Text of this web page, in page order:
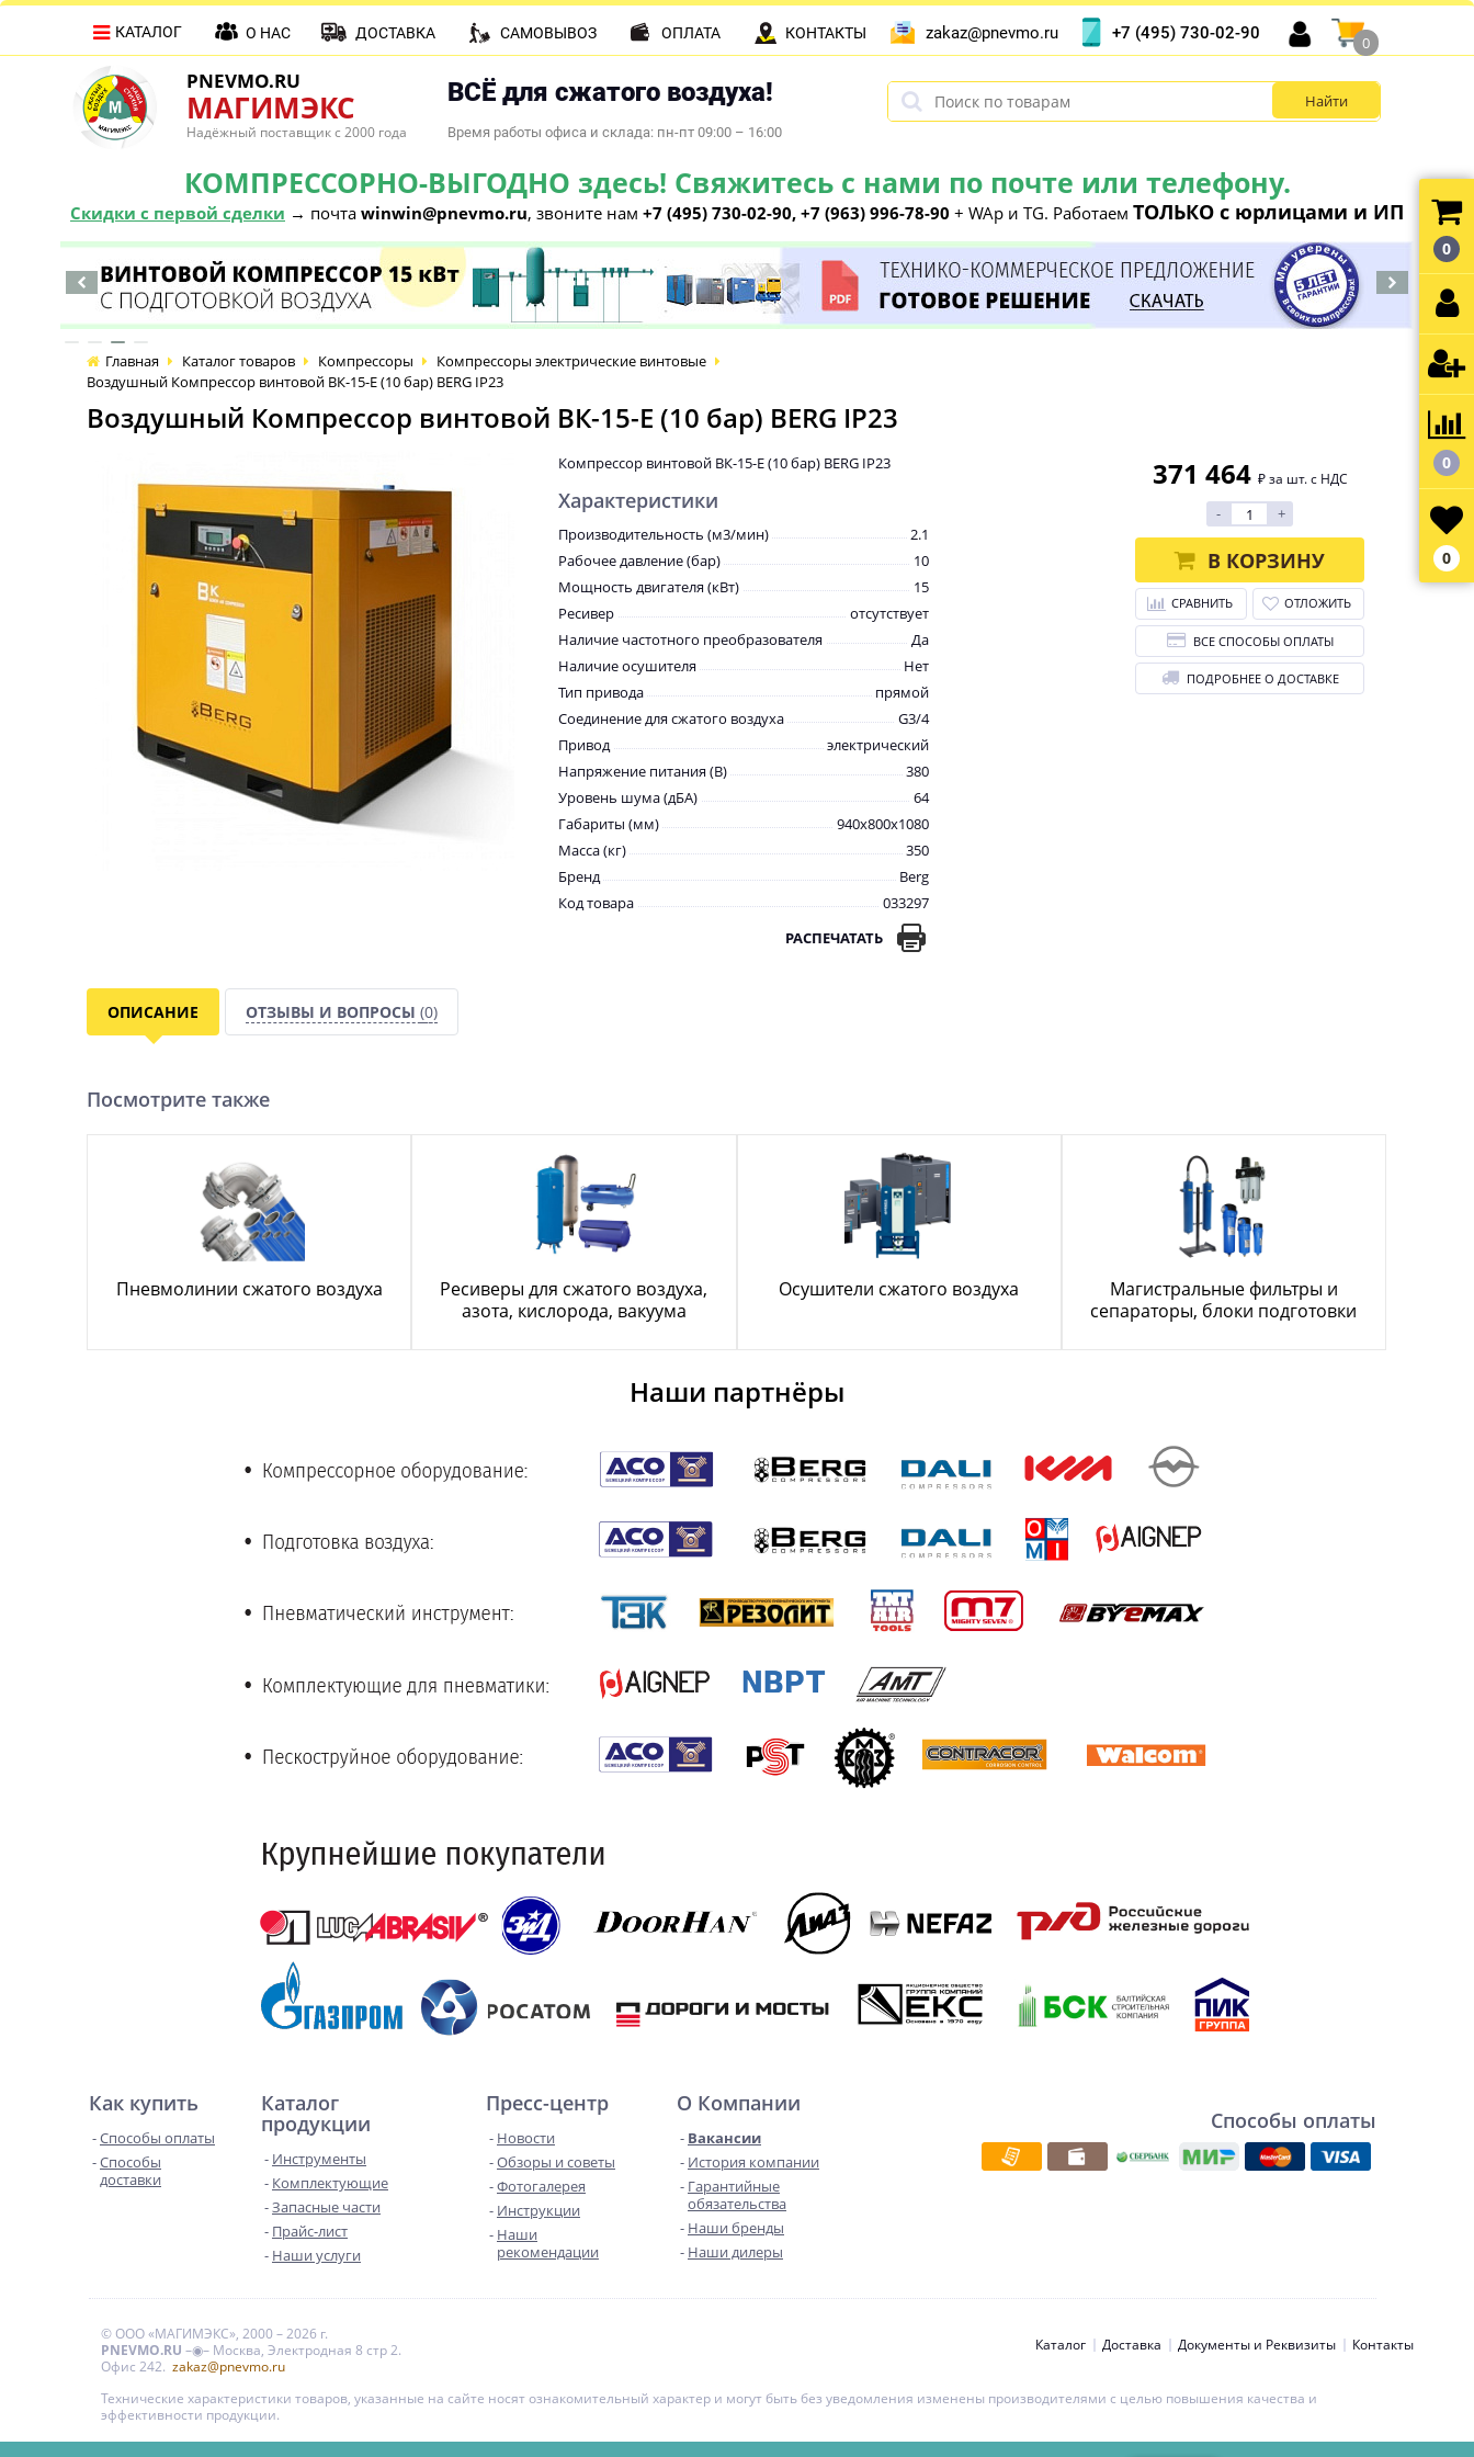
PNEVMO.RU
МАГИМЭКС
Надёжный поставщик с 2000 года
ВСЁ для сжатого воздуха!
Время работы офиса и склада: пн-пт 09:00 – 16:00
КОМПРЕССОРНО-ВЫГОДНО здесь! Свяжитесь с нами по почте или телефону.
Скидки с первой сделки → почта winwin@pnevmo.ru, звоните нам +7 (495) 730-02-90, +7 (963) 996-78-90 + WAp и TG. Работаем ТОЛЬКО с юрлицами и ИП
КАТАЛОГ О НАС ДОСТАВКА САМОВЫВОЗ ОПЛАТА КОНТАКТЫ zakaz@pnevmo.ru +7 (495) 730-02-90
0
Главная Каталог товаров Компрессоры
Компрессоры электрические винтовые
Воздушный Компрессор винтовой ВК-15-E (10 бар) BERG IP23
Воздушный Компрессор винтовой ВК-15-E (10 бар) BERG IP23
Компрессор винтовой ВК-15-E (10 бар) BERG IP23
Характеристики
Производительность (м3/мин)
2.1
Рабочее давление (бар)
10
Мощность двигателя (кВт)
15
Ресивер
отсутствует
Наличие частотного преобразователя
Да
Наличие осушителя
Нет
Тип привода
прямой
Соединение для сжатого воздуха
G3/4
Привод
электрический
Напряжение питания (В)
380
Уровень шума (дБА)
64
Габариты (мм)
940x800x1080
Масса (кг)
350
Бренд
Berg
Код товара
033297
РАСПЕЧАТАТЬ
371 464 ₽ за шт. с НДС
- +
В КОРЗИНУ
СРАВНИТЬ ОТЛОЖИТЬ
ВСЕ СПОСОБЫ ОПЛАТЫ
ПОДРОБНЕЕ О ДОСТАВКЕ
ОПИСАНИЕ ОТЗЫВЫ И ВОПРОСЫ (0)
Посмотрите также
Пневмолинии сжатого воздуха
Ресиверы для сжатого воздуха,
азота, кислорода, вакуума
Осушители сжатого воздуха
Магистральные фильтры и
сепараторы, блоки подготовки
Наши партнёры
Как купить
Способы оплаты
Способы
доставки
Каталог
продукции
Инструменты
Комплектующие
Запасные части
Прайс-лист
Наши услуги
Пресс-центр
Новости
Обзоры и советы
Фотогалерея
Инструкции
Наши
рекомендации
О Компании
Вакансии
История компании
Гарантийные
обязательства
Наши бренды
Наши дилеры
Способы оплаты
© ООО «МАГИМЭКС», 2000 – 2026 г.
PNEVMO.RU –◉– Москва, Электродная 8 стр 2.
Офис 242. zakaz@pnevmo.ru
Каталог Доставка Документы и Реквизиты Контакты
0
0
0
Технические характеристики товаров, указанные на сайте носят ознакомительный характер и могут быть без уведомления изменены производителями с целью повышения качества и
эффективности продукции.